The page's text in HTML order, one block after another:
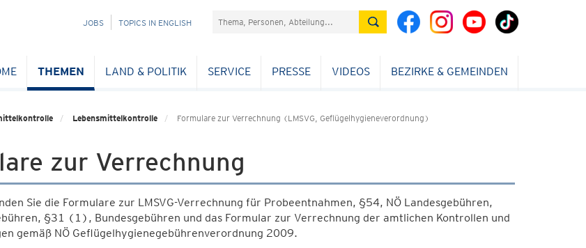
NAVIGATION
JOBS TOPICS IN ENGLISH Suchefeld
THEMEN LAND & POLITIK SERVICE PRESSE VIDEOS BEZIRKE & GEMEINDEN
Lebensmittelkontrolle Formulare zur Verrechnung (LMSVG, Geflügelhygieneverordnung)
zur Verrechnung
Sie die Formulare zur LMSVG-Verrechnung für Probeentnahmen, §54, NÖ Landesgebühren,
§31 (1), Bundesgebühren und das Formular zur Verrechnung der amtlichen Kontrollen und
gemäß NÖ Geflügelhygienegebührenverordnung 2009.